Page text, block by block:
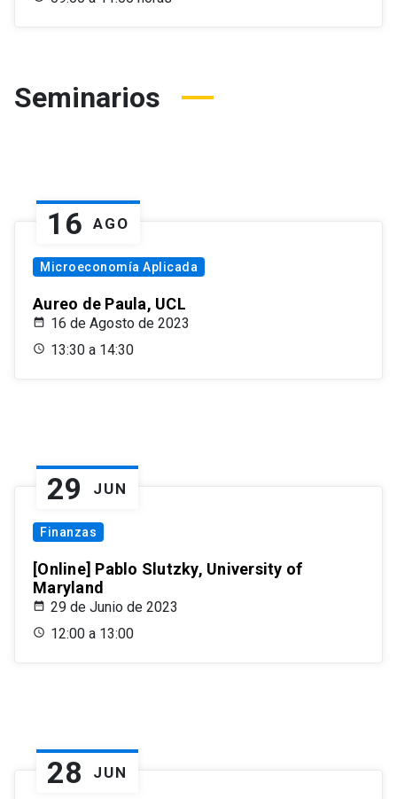
Seminarios
16 AGO
Microeconomía Aplicada
Aureo de Paula, UCL
16 de Agosto de 2023
13:30 a 14:30
29 JUN
Finanzas
[Online] Pablo Slutzky, University of
Maryland
29 de Junio de 2023
12:00 a 13:00
28 JUN